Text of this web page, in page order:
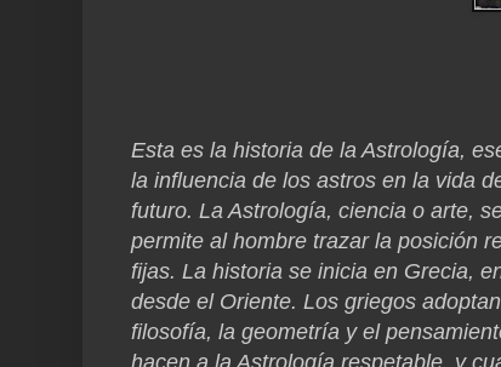
Esta es la historia de la Astrología,
la influencia de los astros en la vida
futuro. La Astrología, ciencia o arte,
permite al hombre trazar la posición
fijas. La historia se inicia en Grecia,
desde el Oriente. Los griegos
filosofía, la geometría y el
hacen a la Astrología respetable, y